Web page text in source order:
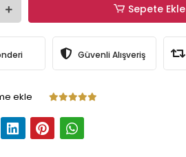
Sepete Ekle
Güvenli Alışveriş
ekle